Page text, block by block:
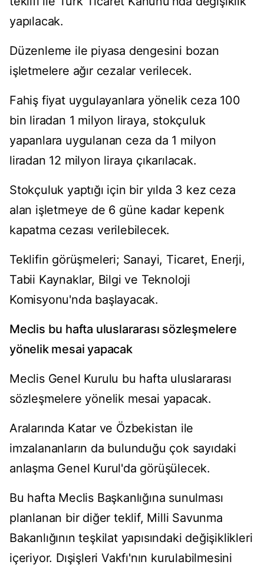
yapılacak.
Düzenleme ile piyasa dengesini bozan
işletmelere ağır cezalar verilecek.
Fahiş fiyat uygulayanlara yönelik ceza 100
bin liradan 1 milyon liraya, stokçuluk
yapanlara uygulanan ceza da 1 milyon
liradan 12 milyon liraya çıkarılacak.
Stokçuluk yaptığı için bir yılda 3 kez ceza
alan işletmeye de 6 güne kadar kepenk
kapatma cezası verilebilecek.
Teklifin görüşmeleri; Sanayi, Ticaret, Enerji,
Tabii Kaynaklar, Bilgi ve Teknoloji
Komisyonu'nda başlayacak.
Meclis bu hafta uluslararası sözleşmelere
yönelik mesai yapacak
Meclis Genel Kurulu bu hafta uluslararası
sözleşmelere yönelik mesai yapacak.
Aralarında Katar ve Özbekistan ile
imzalananların da bulunduğu çok sayıdaki
anlaşma Genel Kurul'da görüşülecek.
Bu hafta Meclis Başkanlığına sunulması
planlanan bir diğer teklif, Milli Savunma
Bakanlığının teşkilat yapısındaki değişiklikleri
içeriyor. Dışişleri Vakfı'nın kurulabilmesini